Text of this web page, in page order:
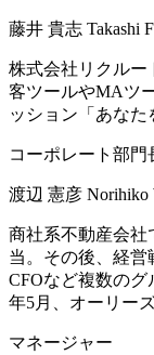
藤井 貴志 Takashi
株式会社リクルー
客ツールやMAツ
ッション「あなた
コーポレート部門
渡辺 憲彦 Norihiko
商社系不動産会社
当。その後、経営
CFOなど複数のグ
年5月、オーリー
マネージャー